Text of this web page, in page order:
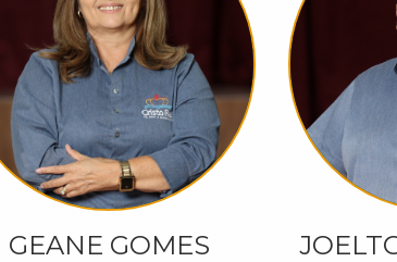
GEANE GOMES